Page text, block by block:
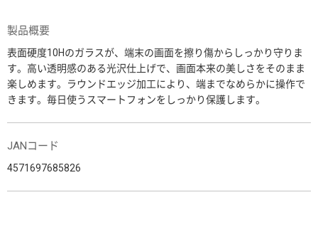
製品概要
表面硬度10Hのガラスが、端末の画面を擦り傷からしっかり守りま
す。高い透明感のある光沢仕上げで、画面本来の美しさをそのまま
楽しめます。ラウンドエッジ加工により、端までなめらかに操作で
きます。毎日使うスマートフォンをしっかり保護します。
JANコード
4571697685826